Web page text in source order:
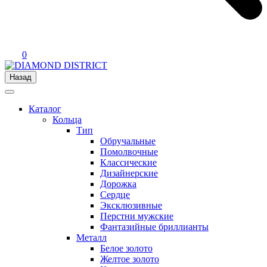
0
Назад
Каталог
Кольца
Тип
Обручальные
Помолвочные
Классические
Дизайнерские
Дорожка
Сердце
Эксклюзивные
Перстни мужские
Фантазийные бриллианты
Металл
Белое золото
Желтое золото